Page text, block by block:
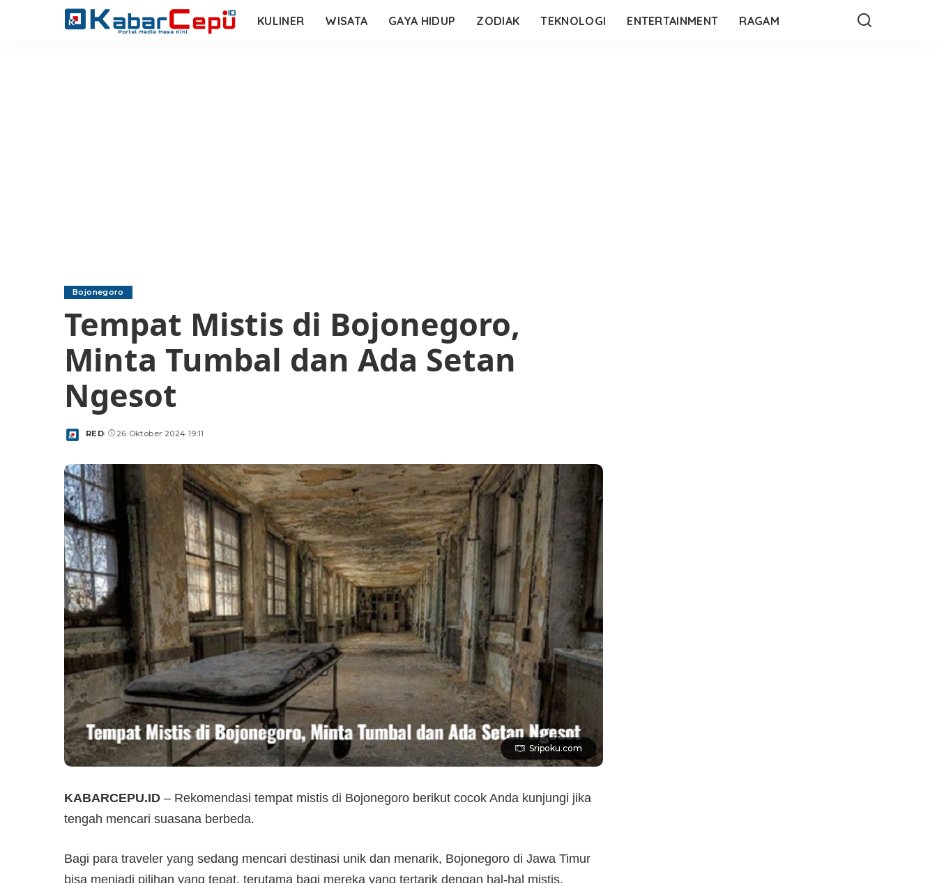
KULINER WISATA GAYA HIDUP ZODIAK TEKNOLOGI ENTERTAINMENT RAGAM
Bojonegoro
Tempat Mistis di Bojonegoro,
Minta Tumbal dan Ada Setan
Ngesot
Posted
RED 26 Oktober 2024 19:11
Sripoku.com
KABARCEPU.ID – Rekomendasi tempat mistis di Bojonegoro berikut cocok Anda kunjungi jika
tengah mencari suasana berbeda.
Bagi para traveler yang sedang mencari destinasi unik dan menarik, Bojonegoro di Jawa Timur
bisa menjadi pilihan yang tepat, terutama bagi mereka yang tertarik dengan hal-hal mistis.